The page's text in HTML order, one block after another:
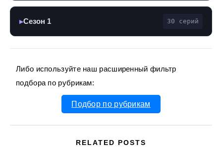
▶Сезон 1 30 серий
Либо используйте наш расширенный фильтр
подбора по рубрикам:
Подбор по рубрикам
RELATED POSTS